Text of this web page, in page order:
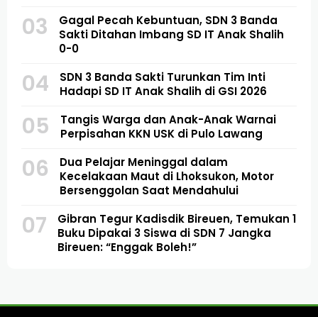
03
Gagal Pecah Kebuntuan, SDN 3 Banda
Sakti Ditahan Imbang SD IT Anak Shalih
0-0
04
SDN 3 Banda Sakti Turunkan Tim Inti
Hadapi SD IT Anak Shalih di GSI 2026
05
Tangis Warga dan Anak-Anak Warnai
Perpisahan KKN USK di Pulo Lawang
06
Dua Pelajar Meninggal dalam
Kecelakaan Maut di Lhoksukon, Motor
Bersenggolan Saat Mendahului
07
Gibran Tegur Kadisdik Bireuen, Temukan 1
Buku Dipakai 3 Siswa di SDN 7 Jangka
Bireuen: “Enggak Boleh!”